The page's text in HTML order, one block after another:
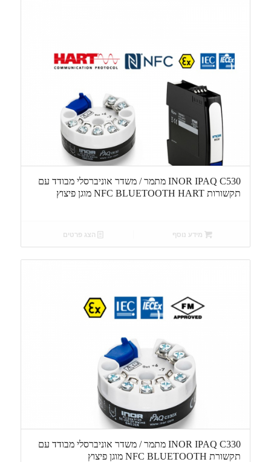
INOR IPAQ C530 מתמר / משדר אוניברסלי מבודד עם
תקשורות NFC BLUETOOTH HART מוגן פיצוץ
מידע נוסף הצג פרטים
INOR IPAQ C330 מתמר / משדר אוניברסלי מבודד עם
תקשורת NFC BLUETOOTH מוגן פיצוץ